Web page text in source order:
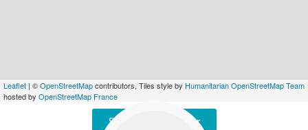
Leaflet | ©OpenStreetMapcontributors, Tiles style by Humanitarian OpenStreetMap Team
hosted by OpenStreetMap France
Signaler une erreur